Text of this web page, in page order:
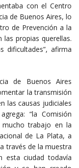
con el Centro
de Buenos Aires, lo
de Prevención a la
propias querellas.
dificultades”, afirma
de Buenos Aires
la transmisión
las causas judiciales
“la Comisión
mucho trabajo en la
de La Plata, a
través de la muestra
esta ciudad todavía